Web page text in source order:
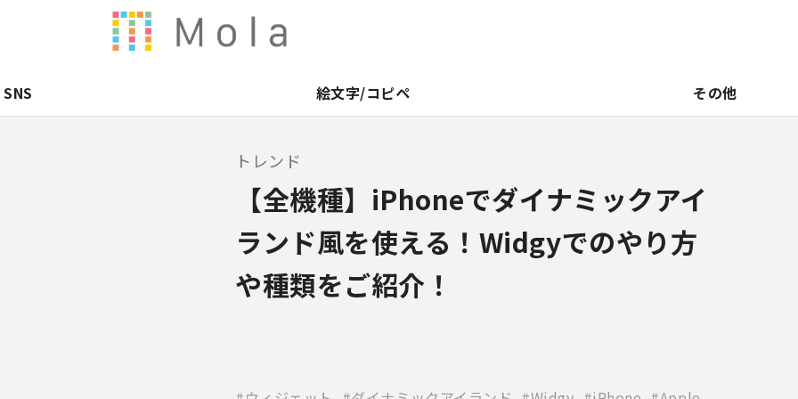
SNS 絵文字/コピペ その他
トレンド
【全機種】iPhoneでダイナミックアイ
ランド風を使える！Widgyでのやり方
や種類をご紹介！